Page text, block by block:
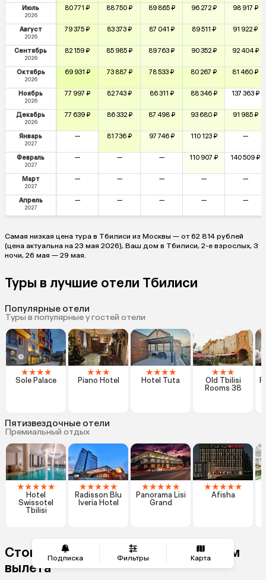
Подписка Фильтры Карта
Июль
2026
80 771 ₽ 88 750 ₽ 89 865 ₽ 96 272 ₽ 98 917 ₽
Август
2026
79 375 ₽ 83 373 ₽ 87 041 ₽ 89 511 ₽ 91 922 ₽
Сентябрь
2026
82 159 ₽ 85 985 ₽ 89 763 ₽ 90 352 ₽ 92 404 ₽
Октябрь
2026
69 931 ₽ 73 887 ₽ 78 533 ₽ 80 267 ₽ 81 460 ₽
Ноябрь
2026
77 997 ₽ 82 743 ₽ 86 311 ₽ 88 346 ₽ 137 363 ₽
Декабрь
2026
77 639 ₽ 86 332 ₽ 87 498 ₽ 93 680 ₽ 91 985 ₽
Январь
2027
— 81 736 ₽ 97 746 ₽ 110 123 ₽ —
Февраль
2027
— — — 110 907 ₽ 140 509 ₽
Март
2027
— — — — —
Апрель
2027
— — — — —
Самая низкая цена тура в Тбилиси из Москвы — от 62 814 рублей
(цена актуальна на 23 мая 2026), Ваш дом в Тбилиси, 2-е взрослых, 3
ночи, 26 мая — 29 мая.
Туры в лучшие отели Тбилиси
Популярные отели
Туры в популярные у гостей отели
★★★★
Sole Palace
★★★
Piano Hotel
★★★★
Hotel Tuta
★★★
Old Tbilisi
Rooms 38
Пятизвездочные отели
Премиальный отдых
★★★★★
Hotel
Swissotel
Tbilisi
★★★★★
Radisson Blu
Iveria Hotel
★★★★★
Panorama Lisi
Grand
★★★★★
Afisha
Стоимость туров в Тбилиси по дням
вылета